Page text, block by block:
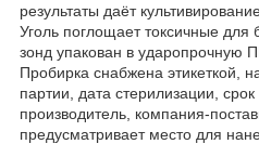
результаты даёт
Уголь поглощает токсичные
зонд упакован в ударопрочную
Пробирка снабжена этикеткой,
партии, дата стерилизации,
производитель, компания-
предусматривает место для